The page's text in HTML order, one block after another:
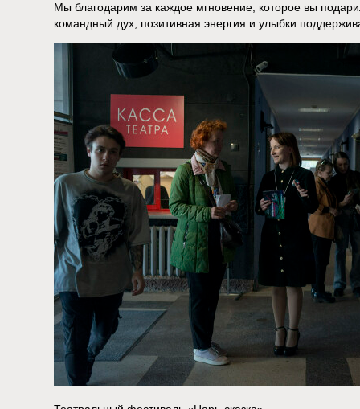
Мы благодарим за каждое мгновение, которое вы
командный дух, позитивная энергия и улыбки